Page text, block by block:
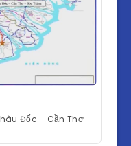
Đốc – Cần Thơ –